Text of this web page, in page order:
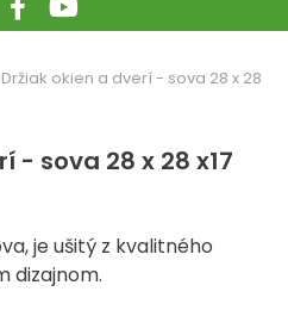
Držiak okien a dverí - sova 28 x 28
- sova 28 x 28 x17
je ušitý z kvalitného
dizajnom.